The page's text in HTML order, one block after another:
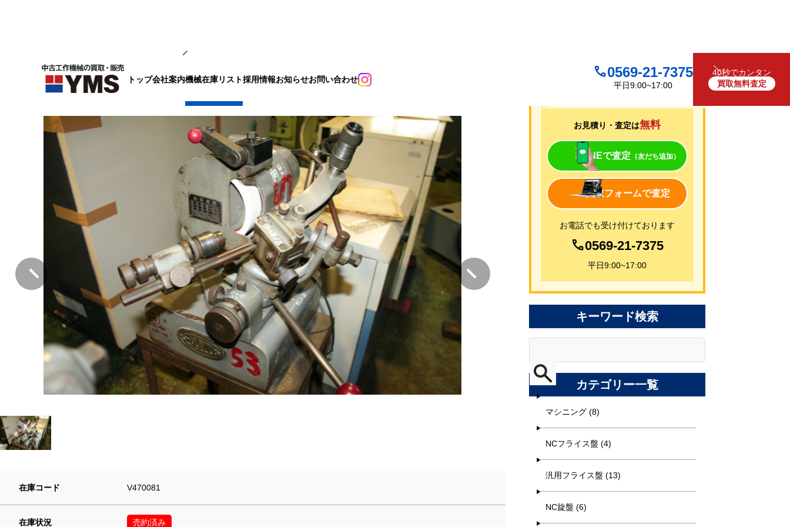
トップ会社案内機械在庫リスト採用情報お知らせお問い合わせ 0569-21-7375
平日9:00~17:00
40秒でカンタン
買取無料査定
ドリル研削盤
在庫コード V470081
在庫状況 売約済み
買取について
お見積り・査定は無料
LINEで査定 （友だち追加）
買取フォームで査定
お電話でも受け付けております
0569-21-7375
平日9:00~17:00
キーワード検索
カテゴリー一覧
マシニング (8)
NCフライス盤 (4)
汎用フライス盤 (13)
NC旋盤 (6)